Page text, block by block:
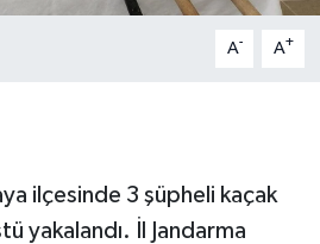
A- A+
ilçesinde 3 şüpheli kaçak
yakalandı. İl Jandarma